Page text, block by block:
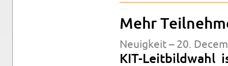
Mehr
Neuigkeit – 20.
KIT-Leit­bild­wahl